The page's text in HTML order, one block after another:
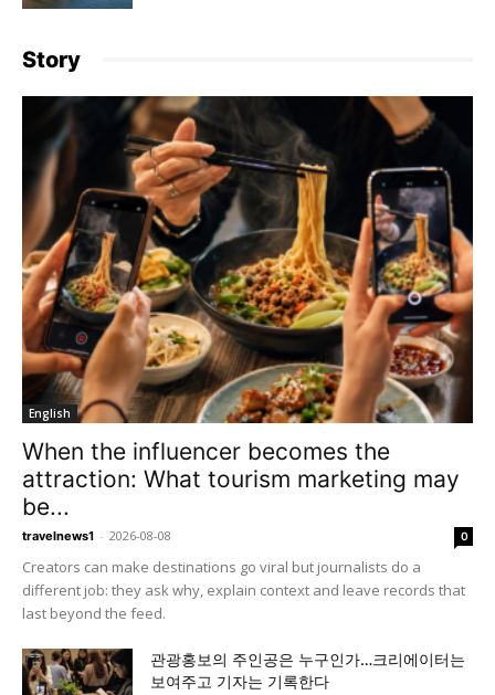
Story
English
When the influencer becomes the
attraction: What tourism marketing may
be...
travelnews1 - 2026-08-08 0
Creators can make destinations go viral but journalists do a
different job: they ask why, explain context and leave records that
last beyond the feed.
관광홍보의 주인공은 누구인가…크리에이터는
보여주고 기자는 기록한다